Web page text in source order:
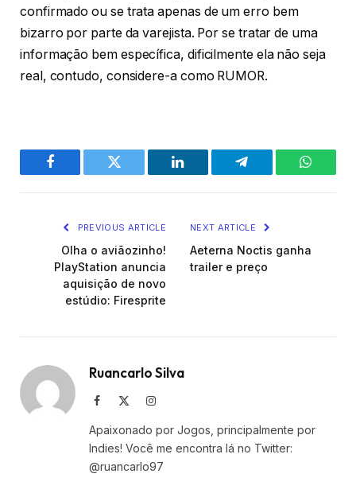
confirmado ou se trata apenas de um erro bem
bizarro por parte da varejista. Por se tratar de uma
informação bem específica, dificilmente ela não seja
real, contudo, considere-a como RUMOR.
Facebook Twitter LinkedIn Telegram
PREVIOUS ARTICLE
Olha o aviãozinho!
PlayStation anuncia
aquisição de novo
estúdio: Firesprite
NEXT ARTICLE
Aeterna Noctis ganha
trailer e preço
Ruancarlo Silva
Facebook Instagram
Apaixonado por Jogos, principalmente por
Indies! Você me encontra lá no Twitter:
@ruancarlo97